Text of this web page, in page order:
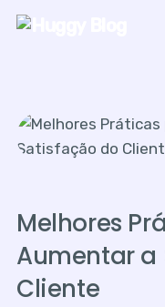
Melhores
Aumentar
Cliente